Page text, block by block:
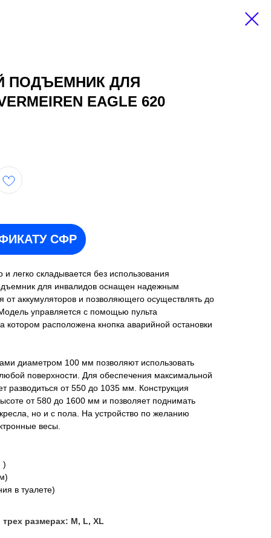
ПОДЪЕМНИК ДЛЯ
EAGLE 620
СФР
и легко складывается без использования
для инвалидов оснащен надежным
от аккумуляторов и позволяющего осуществлять до
управляется с помощью пульта
котором расположена кнопка аварийной остановки
диаметром 100 мм позволяют использовать
поверхности. Для обеспечения максимальной
разводиться от 550 до 1035 мм. Конструкция
от 580 до 1600 мм и позволяет поднимать
но и с пола. На устройство по желанию
весы.
)
в туалете)
размерах: M, L, XL